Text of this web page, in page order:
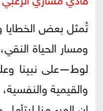
تُمثل بعض الخطايا
ومسار الحياة
لوط—على نبينا
والقيمية